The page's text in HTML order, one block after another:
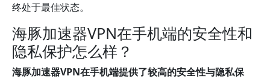
终处于最佳状态。
海豚加速器VPN在手机端的安全性和
隐私保护怎么样？
海豚加速器VPN在手机端提供了较高的安全性与隐私保